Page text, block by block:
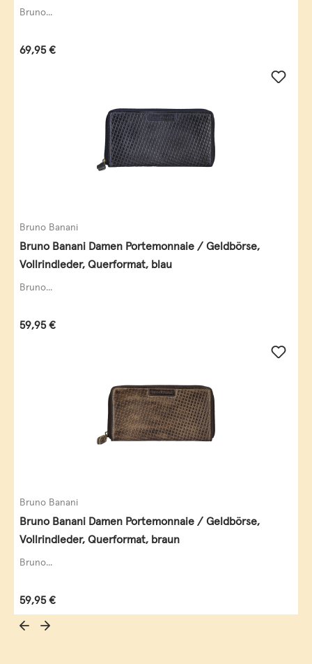
Bruno...
Regulärer Preis:
69,95 €
Bruno Banani
Bruno Banani Damen Portemonnaie / Geldbörse,
Vollrindleder, Querformat, blau
Bruno...
Regulärer Preis:
59,95 €
Bruno Banani
Bruno Banani Damen Portemonnaie / Geldbörse,
Vollrindleder, Querformat, braun
Bruno...
Regulärer Preis:
59,95 €